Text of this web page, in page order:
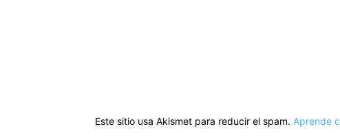
Este sitio usa Akismet para reducir el spam. Aprende